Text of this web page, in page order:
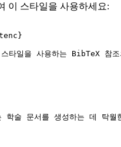
이 스타일을 사용하세요:
}
일을 사용하는 BibTeX 참
학술 문서를 생성하는 데 탁